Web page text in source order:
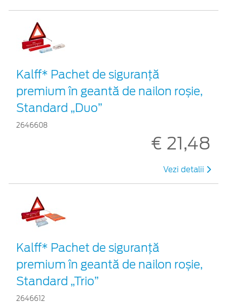
Kalff* Pachet de siguranţă
premium în geantă de nailon roșie,
Standard „Duo”
2646608
€ 21,48
Vezi detalii
Kalff* Pachet de siguranţă
premium în geantă de nailon roșie,
Standard „Trio”
2646612